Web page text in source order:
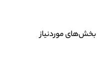
بخش‌های موردنیاز